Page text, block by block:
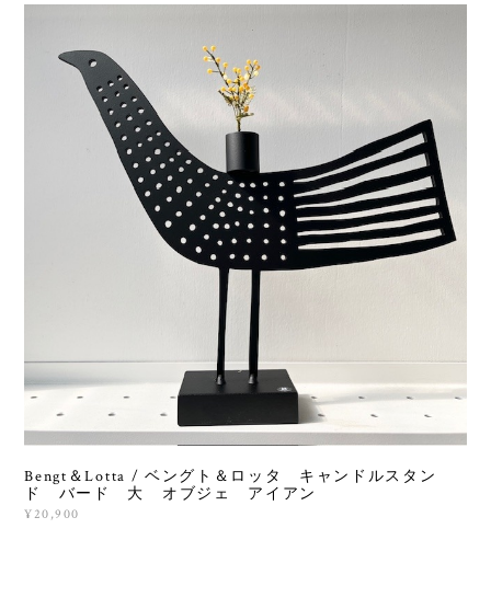
Bengt＆Lotta / ベングト＆ロッタ キャンドルスタン
ド バード 大 オブジェ アイアン
¥20,900